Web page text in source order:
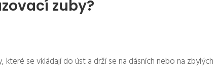
zuby?
se vkládají do úst a drží se na dásních nebo na zbylých